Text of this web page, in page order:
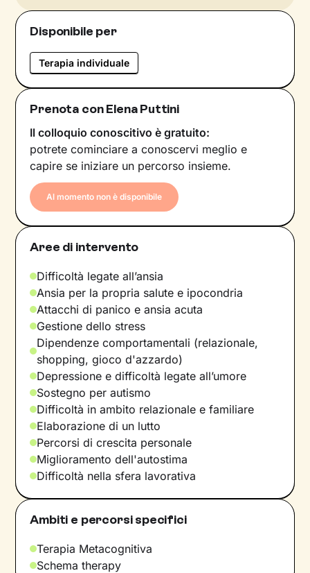
Disponibile per
Terapia individuale
Prenota con Elena Puttini
Il colloquio conoscitivo è gratuito:
potrete cominciare a conoscervi meglio e
capire se iniziare un percorso insieme.
Al momento non è disponibile
Aree di intervento
Difficoltà legate all’ansia
Ansia per la propria salute e ipocondria
Attacchi di panico e ansia acuta
Gestione dello stress
Dipendenze comportamentali (relazionale,
shopping, gioco d'azzardo)
Depressione e difficoltà legate all’umore
Sostegno per autismo
Difficoltà in ambito relazionale e familiare
Elaborazione di un lutto
Percorsi di crescita personale
Miglioramento dell'autostima
Difficoltà nella sfera lavorativa
Ambiti e percorsi specifici
Terapia Metacognitiva
Schema therapy